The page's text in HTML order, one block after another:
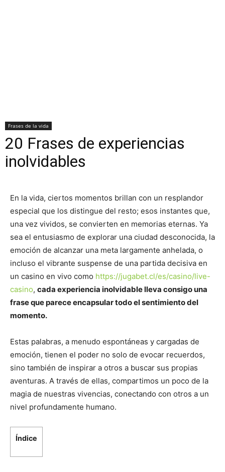
Frases de la vida
20 Frases de experiencias
inolvidables
En la vida, ciertos momentos brillan con un resplandor
especial que los distingue del resto; esos instantes que,
una vez vividos, se convierten en memorias eternas. Ya
sea el entusiasmo de explorar una ciudad desconocida, la
emoción de alcanzar una meta largamente anhelada, o
incluso el vibrante suspense de una partida decisiva en
un casino en vivo como https://jugabet.cl/es/casino/live-
casino, cada experiencia inolvidable lleva consigo una
frase que parece encapsular todo el sentimiento del
momento.
Estas palabras, a menudo espontáneas y cargadas de
emoción, tienen el poder no solo de evocar recuerdos,
sino también de inspirar a otros a buscar sus propias
aventuras. A través de ellas, compartimos un poco de la
magia de nuestras vivencias, conectando con otros a un
nivel profundamente humano.
Índice